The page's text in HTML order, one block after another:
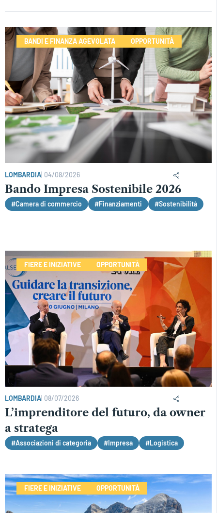
BANDI E FINANZA AGEVOLATA OPPORTUNITÀ
LOMBARDIA 04/08/2026
Bando Impresa Sostenibile 2026
#Camera di commercio #Finanziamenti #Sostenibilità
FIERE E INIZIATIVE OPPORTUNITÀ
LOMBARDIA 08/07/2026
L’imprenditore del futuro, da owner
a stratega
#Associazioni di categoria #Impresa #Logistica
FIERE E INIZIATIVE OPPORTUNITÀ